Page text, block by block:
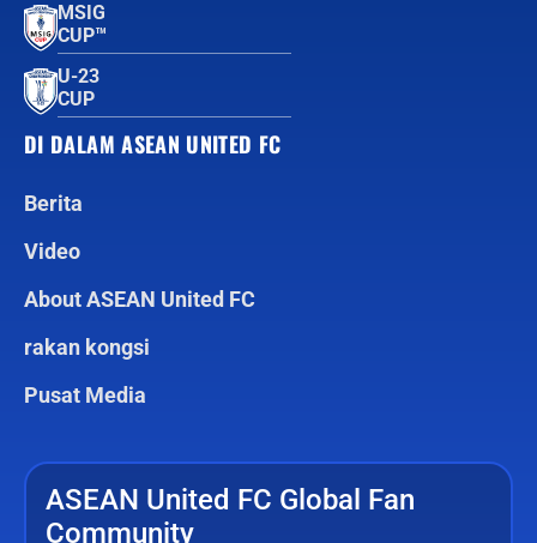
MSIG
CUP™
U-23
CUP
DI DALAM ASEAN UNITED FC
Berita
Video
About ASEAN United FC
rakan kongsi
Pusat Media
ASEAN United FC Global Fan
Community